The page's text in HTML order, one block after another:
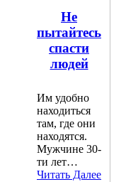
Не
пытайтесь
спасти
людей
Им удобно
находиться
там, где они
находятся.
Мужчине 30-
ти лет…
Читать Далее